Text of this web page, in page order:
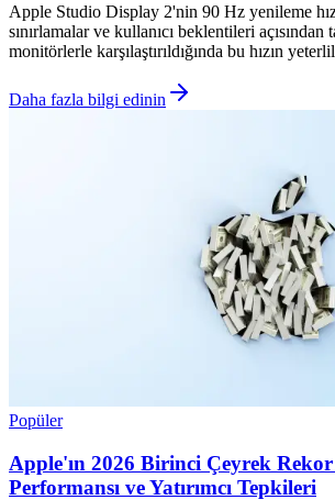
Apple Studio Display 2'nin 90 Hz yenileme
sınırlamalar ve kullanıcı beklentileri açısından
monitörlerle karşılaştırıldığında bu hızın
Daha fazla bilgi edinin
Popüler
Apple'ın 2026 Birinci Çeyrek
Performansı ve Yatırımcı Tepkileri